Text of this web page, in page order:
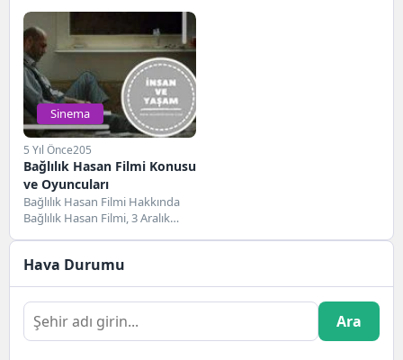
Karakterler ve Cast, IMDB Puanı,
İnceleme gibi...
Sinema
5 Yıl Önce205
Bağlılık Hasan Filmi Konusu
ve Oyuncuları
Bağlılık Hasan Filmi Hakkında
Bağlılık Hasan Filmi, 3 Aralık
Hava Durumu
Ara